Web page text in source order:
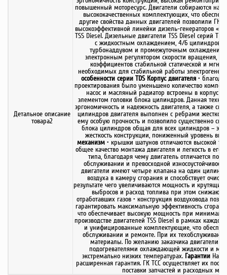
Детальное описание
товара2
повышенный моторесурс. Двигатели собираются на
высококачественных комплектующих, что
другие свойства данных двигателей позволили ГК
высокоэффективной линейки дизель-генераторов
TSS Diesel. Дизельные двигатели TSS Diesel серий
с жидкостным охлаждением, 4/6
турбонаддувом и промежуточным
электронным регулятором скорости вращения,
коэффициентов стабильной статической и
необходимых для стабильной работы
особенности серии TDS Корпус двигателя •
проектирования было уменьшено количество
насос и масляный радиатор встроены в корпус
элементом головки блока цилиндров. Данная
эргономичность и надежность двигателя, а также
цилиндров двигателя выполнен с ребрами
ему особую прочность и позволило существенно
блока цилиндров общая для всех цилиндров –
жесткость конструкции, пониженный уровень
механизм • крышки шатунов отличаются высокой
общее качество монтажа двигателя и легкость в его
типа, благодаря чему двигатель отличается
обслуживании и превосходной
двигатели имеют четыре клапана на один
воздуха в камеру сгорания и способствует
результате чего увеличиваются мощность и
выбросов и расход топлива при этом
отработавших газов • конструкция воздуховода
гарантировать максимальную эффективность
что обеспечивает высокую мощность при
производстве двигателей TSS Diesel в рамках
и унифицированные комплектующие, что
обслуживании и ремонте. При их
материалы. По желанию заказчика двигатели
подогревателями охлаждающей жидкости и
экстремально низких температурах. Гарантии На
расширенная гарантия. ГК ТСС осуществляет их
поставки запчастей и расходных